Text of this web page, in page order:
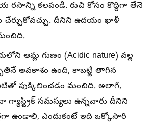
కలపండి. రుచి కోసం కొద్దిగా తేనె
చేర్చుకోవచ్చు. దీనిని ఉదయం ఖాళీ
ఆమ్ల గుణం (Acidic nature) వల్ల
అవకాశం ఉంది, కాబట్టి తాగిన
పుక్కిలించడం మంచిది. అలాగే,
గ్యాస్ట్రిక్ సమస్యలు ఉన్నవారు దీనిని
ఉండాలి, ఎందుకంటే ఇది ఒక్కోసారి